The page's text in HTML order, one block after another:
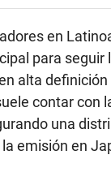
en
para seguir
alta definición
contar con
una
emisión en